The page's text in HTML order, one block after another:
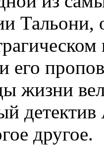
его
жизни
детектив
другое.